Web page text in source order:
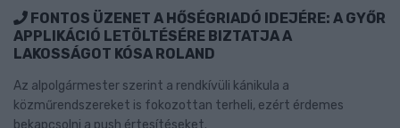
FONTOS ÜZENET A HŐSÉGRIADÓ IDEJÉRE: A GYŐR
APPLIKÁCIÓ LETÖLTÉSÉRE BIZTATJA A
LAKOSSÁGOT KÓSA ROLAND
Az alpolgármester szerint a rendkívüli kánikula a
közműrendszereket is fokozottan terheli, ezért érdemes
bekapcsolni a push értesítéseket.